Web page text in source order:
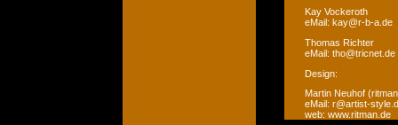
Kay Vockeroth
eMail: kay@r-b-a.de
Thomas Richter
eMail: tho@tricnet.de
Design:
Martin Neuhof
eMail: r@artist-
web: www.ritman.de